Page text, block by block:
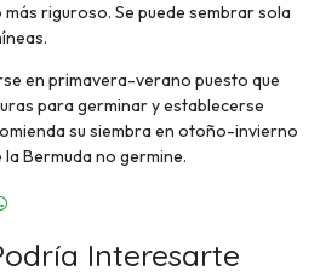
riguroso. Se puede sembrar sola
en primavera-verano puesto que
para germinar y establecerse
su siembra en otoño-invierno
Bermuda no germine.
Interesarte